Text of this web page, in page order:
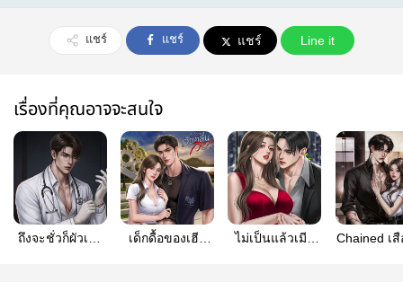
แชร์ แชร์ แชร์ Line it
เรื่องที่คุณอาจจะสนใจ
ถึงจะชั่วก็ผัวเธอ
เด็กดื้อของเฮีย
ไม่เป็นแล้วเมีย
Chained เ